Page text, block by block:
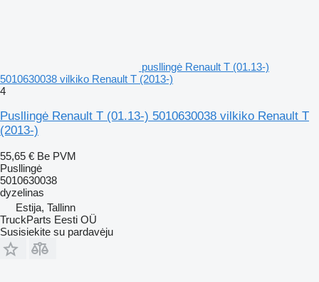
pusllingė Renault T (01.13-)
5010630038 vilkiko Renault T (2013-)
4
Pusllingė Renault T (01.13-) 5010630038 vilkiko Renault T
(2013-)
55,65 € Be PVM
Pusllingė
5010630038
dyzelinas
Estija, Tallinn
TruckParts Eesti OÜ
Susisiekite su pardavėju